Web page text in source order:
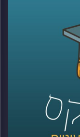
כמוחשיים
מבית הספר
ייחודי את
פוליטיות
קולקטיבי